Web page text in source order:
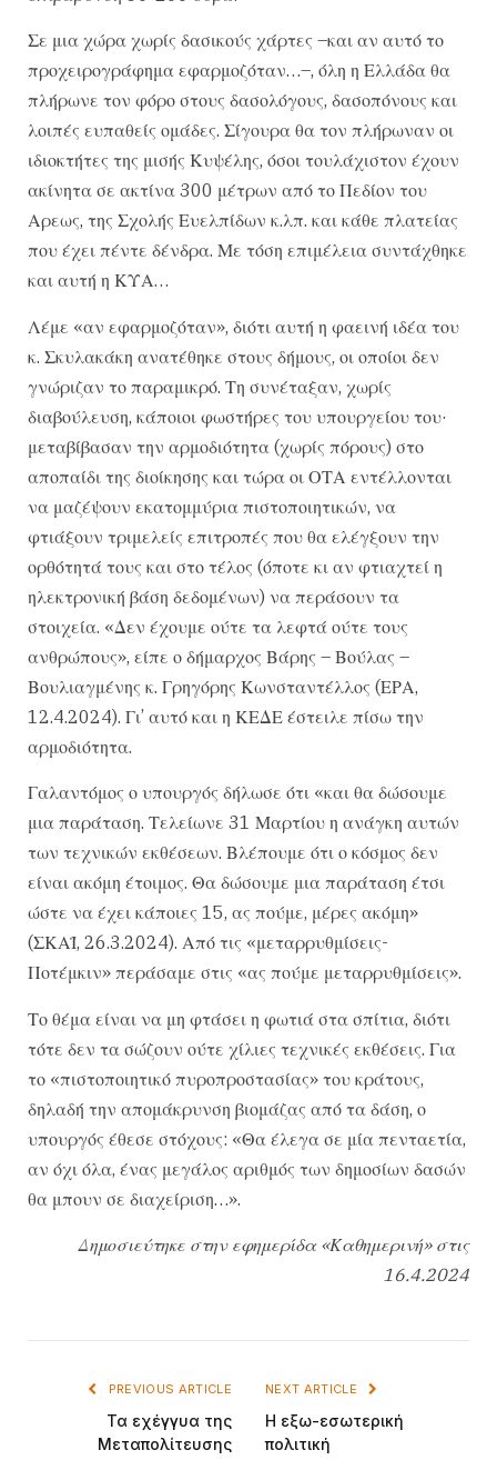
Σε μια χώρα χωρίς δασικούς χάρτες –και αν αυτό το
προχειρογράφημα εφαρμοζόταν…–, όλη η Ελλάδα θα
πλήρωνε τον φόρο στους δασολόγους, δασοπόνους και
λοιπές ευπαθείς ομάδες. Σίγουρα θα τον πλήρωναν οι
ιδιοκτήτες της μισής Κυψέλης, όσοι τουλάχιστον έχουν
ακίνητα σε ακτίνα 300 μέτρων από το Πεδίον του
Αρεως, της Σχολής Ευελπίδων κ.λπ. και κάθε πλατείας
που έχει πέντε δένδρα. Με τόση επιμέλεια συντάχθηκε
και αυτή η ΚΥΑ…
Λέμε «αν εφαρμοζόταν», διότι αυτή η φαεινή ιδέα του
κ. Σκυλακάκη ανατέθηκε στους δήμους, οι οποίοι δεν
γνώριζαν το παραμικρό. Τη συνέταξαν, χωρίς
διαβούλευση, κάποιοι φωστήρες του υπουργείου του·
μεταβίβασαν την αρμοδιότητα (χωρίς πόρους) στο
αποπαίδι της διοίκησης και τώρα οι ΟΤΑ εντέλλονται
να μαζέψουν εκατομμύρια πιστοποιητικών, να
φτιάξουν τριμελείς επιτροπές που θα ελέγξουν την
ορθότητά τους και στο τέλος (όποτε κι αν φτιαχτεί η
ηλεκτρονική βάση δεδομένων) να περάσουν τα
στοιχεία. «Δεν έχουμε ούτε τα λεφτά ούτε τους
ανθρώπους», είπε ο δήμαρχος Βάρης – Βούλας –
Βουλιαγμένης κ. Γρηγόρης Κωνσταντέλλος (ΕΡΑ,
12.4.2024). Γι’ αυτό και η ΚΕΔΕ έστειλε πίσω την
αρμοδιότητα.
Γαλαντόμος ο υπουργός δήλωσε ότι «και θα δώσουμε
μια παράταση. Τελείωνε 31 Μαρτίου η ανάγκη αυτών
των τεχνικών εκθέσεων. Βλέπουμε ότι ο κόσμος δεν
είναι ακόμη έτοιμος. Θα δώσουμε μια παράταση έτσι
ώστε να έχει κάποιες 15, ας πούμε, μέρες ακόμη»
(ΣΚΑΪ, 26.3.2024). Από τις «μεταρρυθμίσεις-
Ποτέμκιν» περάσαμε στις «ας πούμε μεταρρυθμίσεις».
Το θέμα είναι να μη φτάσει η φωτιά στα σπίτια, διότι
τότε δεν τα σώζουν ούτε χίλιες τεχνικές εκθέσεις. Για
το «πιστοποιητικό πυροπροστασίας» του κράτους,
δηλαδή την απομάκρυνση βιομάζας από τα δάση, ο
υπουργός έθεσε στόχους: «Θα έλεγα σε μία πενταετία,
αν όχι όλα, ένας μεγάλος αριθμός των δημοσίων δασών
θα μπουν σε διαχείριση…».
Δημοσιεύτηκε στην εφημερίδα «Καθημερινή» στις
16.4.2024
PREVIOUS ARTICLE
Τα εχέγγυα της
Mεταπολίτευσης
NEXT ARTICLE
Η εξω-εσωτερική
πολιτική